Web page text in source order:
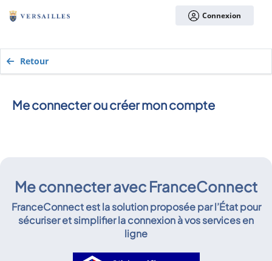
Connexion
Retour
Me connecter ou créer mon compte
Me connecter avec FranceConnect
FranceConnect est la solution proposée par l’État pour
sécuriser et simplifier la connexion à vos services en
ligne